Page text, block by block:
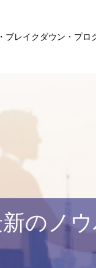
ブレイクダウン・プロ
のノ